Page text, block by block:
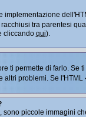
implementazione
tra parentesi
cliccando qui).
ti permette di farlo.
altri problemi. Se
sono piccole immagini